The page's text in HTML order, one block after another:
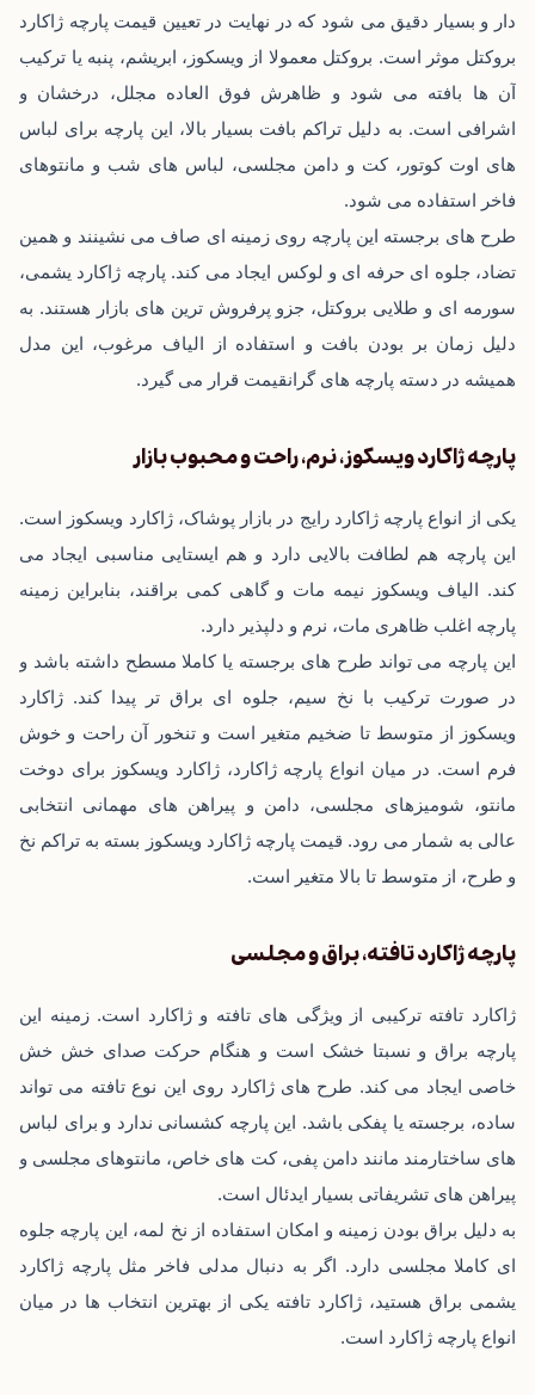
دار و بسیار دقیق می ‌شود که در نهایت در تعیین قیمت پارچه ژاکارد
بروکتل موثر است. بروکتل معمولا از ویسکوز، ابریشم، پنبه یا ترکیب
آن‌ ها بافته می‌ شود و ظاهرش فوق ‌العاده مجلل، درخشان و
اشرافی است. به ‌دلیل تراکم بافت بسیار بالا، این پارچه برای لباس‌
های اوت‌ کوتور، کت و دامن مجلسی، لباس‌ های شب و مانتوهای
فاخر استفاده می ‌شود.
طرح‌ های برجسته این پارچه روی زمینه‌ ای صاف می‌ نشینند و همین
تضاد، جلوه‌ ای حرفه ‌ای و لوکس ایجاد می ‌کند. پارچه ژاکارد یشمی،
سورمه‌ ای و طلایی بروکتل، جزو پرفروش‌ ترین‌ های بازار هستند. به
دلیل زمان ‌بر بودن بافت و استفاده از الیاف مرغوب، این مدل
همیشه در دسته پارچه‌ های گرانقیمت قرار می ‌گیرد.
پارچه ژاکارد ویسکوز، نرم، راحت و محبوب بازار
یکی از انواع پارچه ژاکارد رایج‌ در بازار پوشاک، ژاکارد ویسکوز است.
این پارچه هم لطافت بالایی دارد و هم ایستایی مناسبی ایجاد می‌
کند. الیاف ویسکوز نیمه‌ مات و گاهی کمی براقند، بنابراین زمینه
پارچه اغلب ظاهری مات، نرم و دلپذیر دارد.
این پارچه می ‌تواند طرح‌ های برجسته یا کاملا مسطح داشته باشد و
در صورت ترکیب با نخ سیم، جلوه‌ ای براق ‌تر پیدا کند. ژاکارد
ویسکوز از متوسط تا ضخیم متغیر است و تنخور آن راحت و خوش
‌فرم است. در میان انواع پارچه ژاکارد، ژاکارد ویسکوز برای دوخت
مانتو، شومیزهای مجلسی، دامن و پیراهن ‌های مهمانی انتخابی
عالی به شمار می ‌رود. قیمت پارچه ژاکارد ویسکوز بسته به تراکم نخ
و طرح، از متوسط تا بالا متغیر است.
پارچه ژاکارد تافته، براق و مجلسی
ژاکارد تافته ترکیبی از ویژگی‌ های تافته و ژاکارد است. زمینه این
پارچه براق و نسبتا خشک است و هنگام حرکت صدای خش‌ خش
خاصی ایجاد می ‌کند. طرح‌ های ژاکارد روی این نوع تافته می‌ تواند
ساده، برجسته یا پفکی باشد. این پارچه کشسانی ندارد و برای لباس‌
های ساختارمند مانند دامن پفی، کت ‌های خاص، مانتوهای مجلسی و
پیراهن‌ های تشریفاتی بسیار ایدئال است.
به دلیل براق بودن زمینه و امکان استفاده از نخ لمه، این پارچه جلوه
‌ای کاملا مجلسی دارد. اگر به ‌دنبال مدلی فاخر مثل پارچه ژاکارد
یشمی براق هستید، ژاکارد تافته یکی از بهترین انتخاب‌ ها در میان
انواع پارچه ژاکارد است.